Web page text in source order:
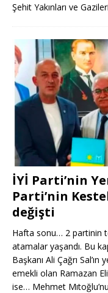
Şehit Yakınları ve
İYİ Parti’nin
Parti’nin
değişti
Hafta sonu… 2 partinin
atamalar yaşandı. Bu
Başkanı Ali Çağrı
emekli olan Ramazan
ise… Mehmet